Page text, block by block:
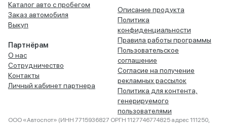
Каталог авто с пробегом
Заказ автомобиля
Выкуп
Партнёрам
О нас
Сотрудничество
Контакты
Личный кабинет партнера
Описание продукта
Политика
конфиденциальности
Правила работы программы
Пользовательское
соглашение
Согласие на получение
рекламных рассылок
Политика для контента,
генерируемого
пользователями
ООО «Автоспот» (ИНН 7715936827 ОРГН 1127746774825 адрес 111250,